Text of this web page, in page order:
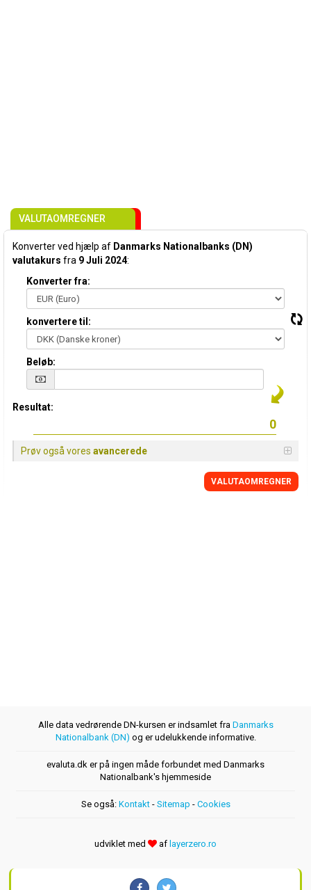
VALUTAOMREGNER
Konverter ved hjælp af Danmarks Nationalbanks (DN)
valutakurs fra 9 Juli 2024:
Konverter fra:
konvertere til:
Beløb:
Resultat:
Prøv også vores avancerede
VALUTAOMREGNER
Alle data vedrørende DN-kursen er indsamlet fra Danmarks
Nationalbank (DN) og er udelukkende informative.
evaluta.dk er på ingen måde forbundet med Danmarks
Nationalbank's hjemmeside
Se også: Kontakt- Sitemap - Cookies
udviklet med af layerzero.ro